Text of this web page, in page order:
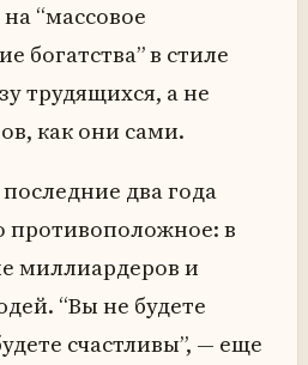
“массовое
богатства” в стиле
трудящихся, а не
как они сами.
два года
в
миллиардеров и
“Вы не будете
счастливы”, — еще